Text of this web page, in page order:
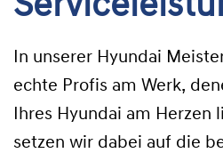
In unserer Hyundai
echte Profis am Werk,
Ihres Hyundai am Herzen
setzen wir dabei auf die